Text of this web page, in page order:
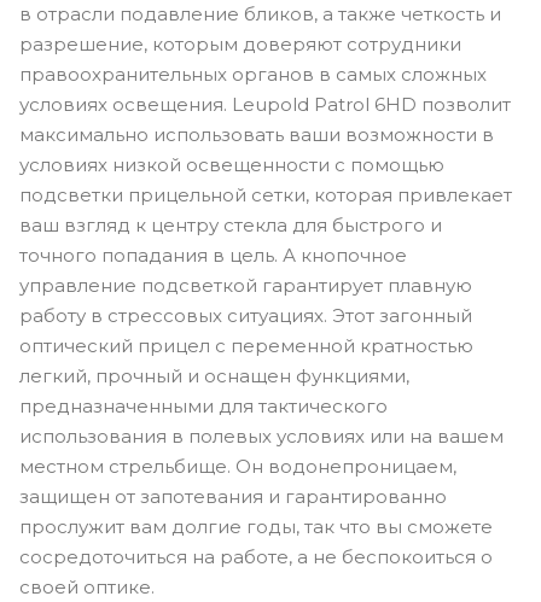
в отрасли подавление бликов, а также четкость и
разрешение, которым доверяют сотрудники
правоохранительных органов в самых сложных
условиях освещения. Leupold Patrol 6HD позволит
максимально использовать ваши возможности в
условиях низкой освещенности с помощью
подсветки прицельной сетки, которая привлекает
ваш взгляд к центру стекла для быстрого и
точного попадания в цель. А кнопочное
управление подсветкой гарантирует плавную
работу в стрессовых ситуациях. Этот загонный
оптический прицел с переменной кратностью
легкий, прочный и оснащен функциями,
предназначенными для тактического
использования в полевых условиях или на вашем
местном стрельбище. Он водонепроницаем,
защищен от запотевания и гарантированно
прослужит вам долгие годы, так что вы сможете
сосредоточиться на работе, а не беспокоиться о
своей оптике.